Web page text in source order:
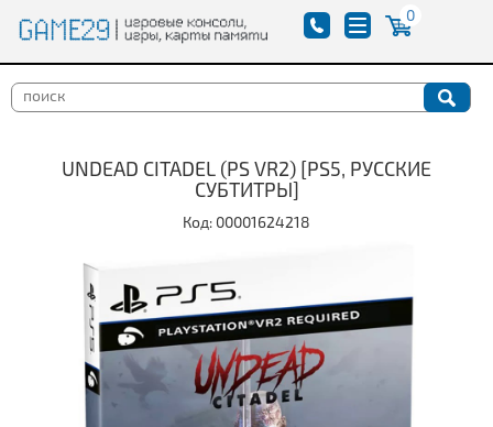
0
UNDEAD CITADEL (PS VR2) [PS5, РУССКИЕ
СУБТИТРЫ]
Код: 00001624218